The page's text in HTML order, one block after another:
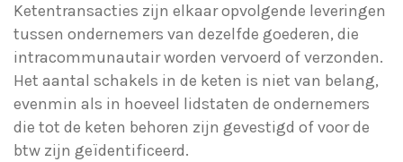
Ketentransacties zijn elkaar opvolgende leveringen
tussen ondernemers van dezelfde goederen, die
intracommunautair worden vervoerd of verzonden.
Het aantal schakels in de keten is niet van belang,
evenmin als in hoeveel lidstaten de ondernemers
die tot de keten behoren zijn gevestigd of voor de
btw zijn geïdentificeerd.